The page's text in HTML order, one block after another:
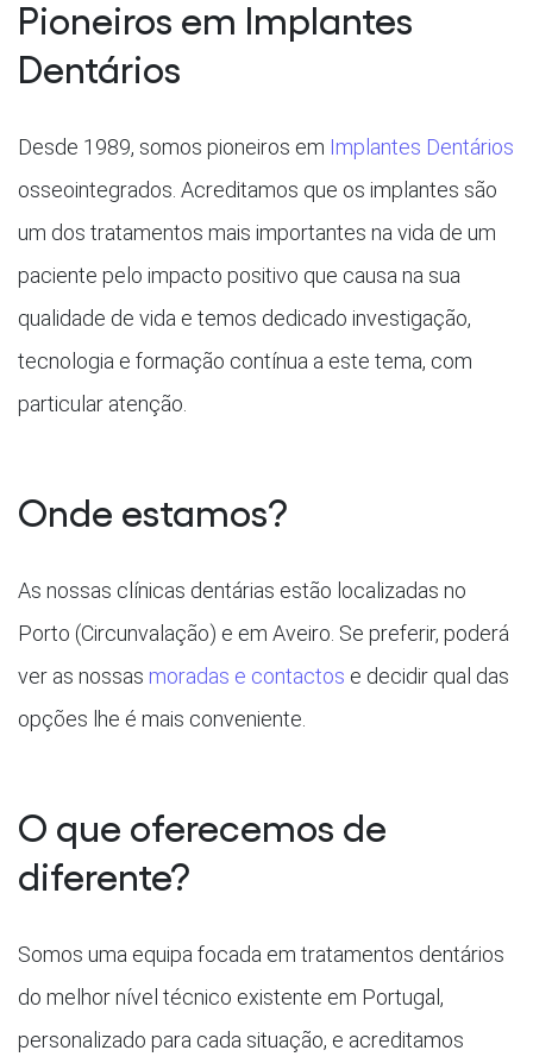
Pioneiros em Implantes
Dentários
Desde 1989, somos pioneiros em Implantes Dentários
osseointegrados. Acreditamos que os implantes são
um dos tratamentos mais importantes na vida de um
paciente pelo impacto positivo que causa na sua
qualidade de vida e temos dedicado investigação,
tecnologia e formação contínua a este tema, com
particular atenção.
Onde estamos?
As nossas clínicas dentárias estão localizadas no
Porto (Circunvalação) e em Aveiro. Se preferir, poderá
ver as nossas moradas e contactos e decidir qual das
opções lhe é mais conveniente.
O que oferecemos de
diferente?
Somos uma equipa focada em tratamentos dentários
do melhor nível técnico existente em Portugal,
personalizado para cada situação, e acreditamos